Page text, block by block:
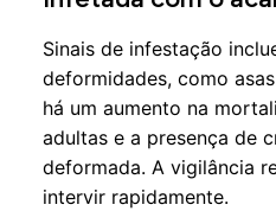
Sinais de infestação
deformidades, como
há um aumento na
adultas e a presença de
deformada. A vigilância
intervir rapidamente.